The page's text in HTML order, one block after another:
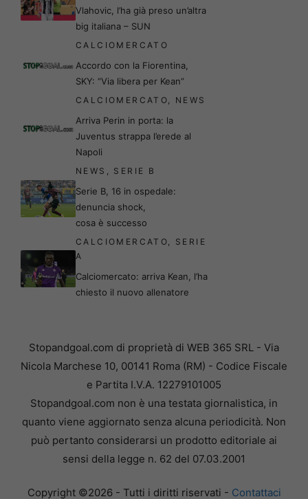
Vlahovic, l’ha già preso un’altra
big italiana – SUN
CALCIOMERCATO
Accordo con la Fiorentina,
SKY: “Via libera per Kean”
CALCIOMERCATO NEWS
Arriva Perin in porta: la
Juventus strappa l’erede al
Napoli
NEWS SERIE B
Serie B, 16 in ospedale:
denuncia shock,
cosa è successo
CALCIOMERCATO
SERIE
A
Calciomercato: arriva Kean, l’ha
chiesto il nuovo allenatore
Stopandgoal.com di proprietà di WEB 365 SRL - Via
Nicola Marchese 10, 00141 Roma (RM) - Codice Fiscale
e Partita I.V.A. 12279101005
Stopandgoal.com non è una testata giornalistica, in
quanto viene aggiornato senza alcuna periodicità. Non
può pertanto considerarsi un prodotto editoriale ai
sensi della legge n. 62 del 07.03.2001
Copyright ©2026 - Tutti i diritti riservati - Contattaci